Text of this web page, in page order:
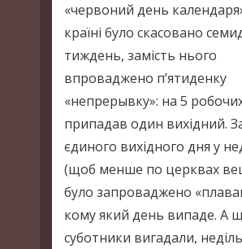
«червоний день
країні було скасовано
тиждень, замість нього
впроваджено п’ятиденку
«непрерывку»: на 5
припадав один вихідний.
єдиного вихідного дня у
(щоб менше по церквах
було запроваджено
кому який день випаде. А
суботники вигадали,